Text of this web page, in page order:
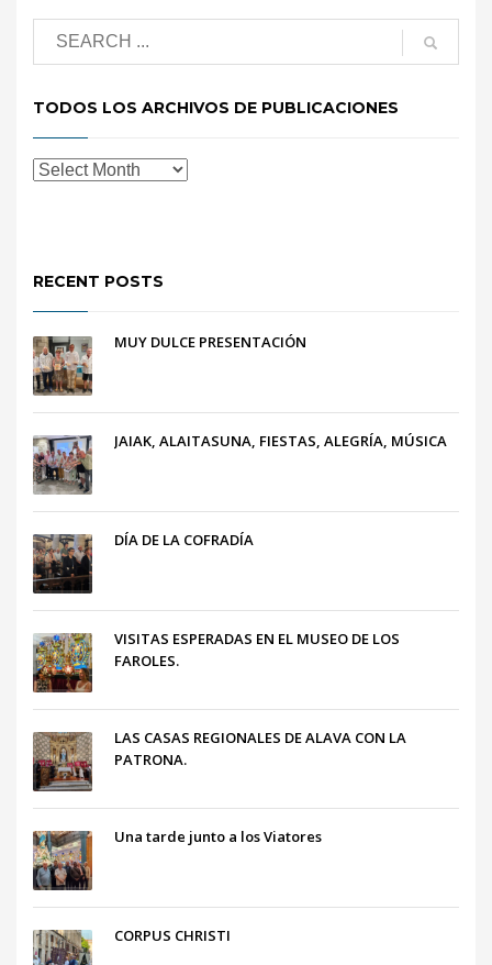
TODOS LOS ARCHIVOS DE PUBLICACIONES
RECENT POSTS
MUY DULCE PRESENTACIÓN
JAIAK, ALAITASUNA, FIESTAS, ALEGRÍA, MÚSICA
DÍA DE LA COFRADÍA
VISITAS ESPERADAS EN EL MUSEO DE LOS
FAROLES.
LAS CASAS REGIONALES DE ALAVA CON LA
PATRONA.
Una tarde junto a los Viatores
CORPUS CHRISTI